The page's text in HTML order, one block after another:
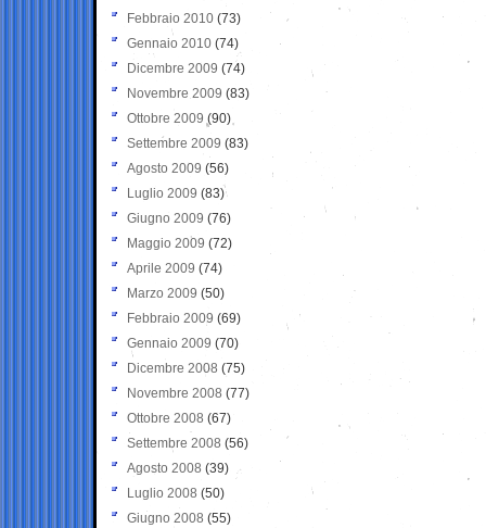
Febbraio 2010 (73)
Gennaio 2010 (74)
Dicembre 2009 (74)
Novembre 2009 (83)
Ottobre 2009 (90)
Settembre 2009 (83)
Agosto 2009 (56)
Luglio 2009 (83)
Giugno 2009 (76)
Maggio 2009 (72)
Aprile 2009 (74)
Marzo 2009 (50)
Febbraio 2009 (69)
Gennaio 2009 (70)
Dicembre 2008 (75)
Novembre 2008 (77)
Ottobre 2008 (67)
Settembre 2008 (56)
Agosto 2008 (39)
Luglio 2008 (50)
Giugno 2008 (55)